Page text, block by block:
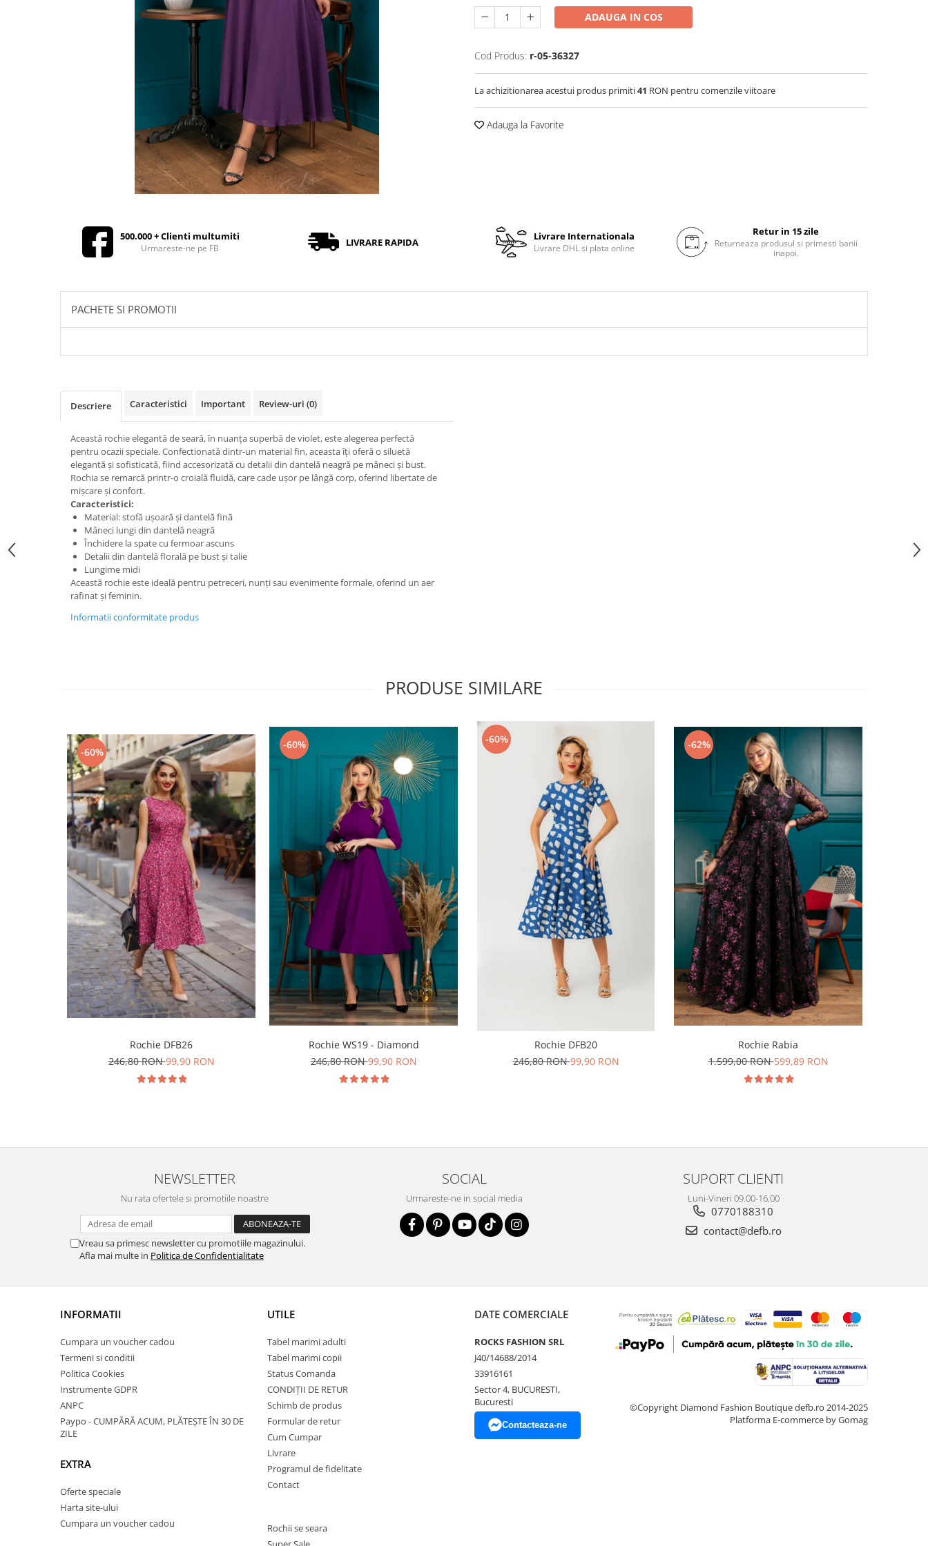
ADAUGA IN COS
Cod Produs: r-05-36327
La achizitionarea acestui produs primiti41 RON pentru comenzile viitoare
Adauga la Favorite
500.000 + Clienti multumiti
Urmareste-ne pe FB LIVRARE RAPIDA Livrare Internationala
Livrare DHL si plata online
Retur in 15 zile
Returneaza produsul si primesti banii
inapoi.
PACHETE SI PROMOTII
Descriere Caracteristici Important Review-uri (0)
Această rochie elegantă de seară, în nuanța superbă de violet, este alegerea perfectă
pentru ocazii speciale. Confectionată dintr-un material fin, aceasta îți oferă o siluetă
elegantă și sofisticată, fiind accesorizată cu detalii din dantelă neagră pe mâneci și bust.
Rochia se remarcă printr-o croială fluidă, care cade ușor pe lângă corp, oferind libertate de
mișcare și confort.
Caracteristici:
Material: stofă ușoară și dantelă fină
Mâneci lungi din dantelă neagră
Închidere la spate cu fermoar ascuns
Detalii din dantelă florală pe bust și talie
Lungime midi
Această rochie este ideală pentru petreceri, nunți sau evenimente formale, oferind un aer
rafinat și feminin.
Informatii conformitate produs
PRODUSE SIMILARE
-60%
Rochie DFB26
246,80 RON99,90 RON
-60%
Rochie WS19 - Diamond
246,80 RON99,90 RON
-60%
Rochie DFB20
246,80 RON99,90 RON
-62%
Rochie Rabia
1.599,00 RON599,89 RON
NEWSLETTER
Nu rata ofertele si promotiile noastre
Vreau sa primesc newsletter cu promotiile magazinului.
Afla mai multe in Politica de Confidentialitate
SOCIAL
Urmareste-ne in social media
SUPORT CLIENTI
Luni-Vineri 09.00-16.00
0770188310
contact@defb.ro
INFORMATII
Cumpara un voucher cadou
Termeni si conditii
Politica Cookies
Instrumente GDPR
ANPC
Paypo - CUMPĂRĂ ACUM, PLĂTEȘTE ÎN 30 DE
ZILE
EXTRA
Oferte speciale
Harta site-ului
Cumpara un voucher cadou
UTILE
Tabel marimi adulti
Tabel marimi copii
Status Comanda
CONDIȚII DE RETUR
Schimb de produs
Formular de retur
Cum Cumpar
Livrare
Programul de fidelitate
Contact
Rochii se seara
DATE COMERCIALE
ROCKS FASHION SRL
J40/14688/2014
33916161
Sector 4, BUCURESTI,
Bucuresti
Contacteaza-ne
©Copyright Diamond Fashion Boutique defb.ro 2014-2025
Platforma E-commerce by Gomag